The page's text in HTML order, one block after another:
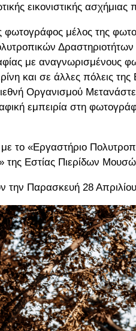
εικονιστικής ασχήμιας
φωτογράφος μέλος της
με αναγνωρισμένους
και σε άλλες πόλεις
Οργανισμού
εμπειρία στη
το «Εργαστήριο
της Εστίας Πιερίδων
την Παρασκευή 28